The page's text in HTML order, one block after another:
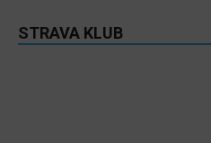
STRAVA KLUB